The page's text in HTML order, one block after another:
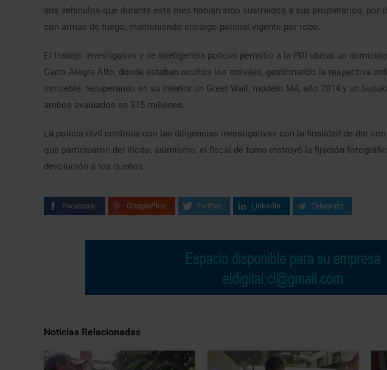
dos vehículos que durante este mes habían sido sustraídos a sus propietarios, por
con armas de fuego, manteniendo encargo policial vigente por robo.
El trabajo investigativo y de inteligencia policial permitió a la PDI ubicar un
Cerro Alegre Alto, donde estaban ocultos los móviles, gestionando la respectiva
inmueble, recuperando en su interior un Greet Wall, modelo M4, año 2014 y un
ambos avaluados en $15 millones.
La policía civil continúa con las diligencias investigativas con la finalidad de dar
que participaron del ilícito, asimismo, el fiscal de turno instruyó la fijación
devolución a los dueños.
Facebook GooglePlus Twitter Linkedin Telegram
Noticias Relacionadas